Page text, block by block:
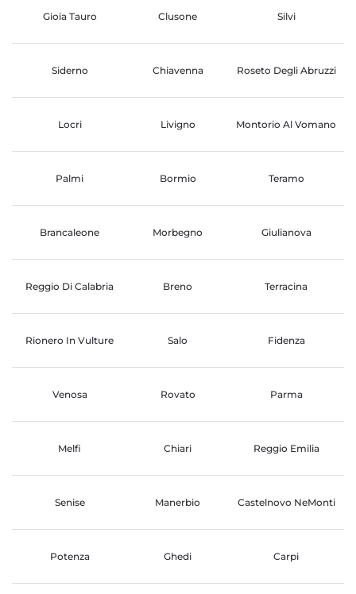
Gioia Tauro Clusone Silvi
Siderno Chiavenna Roseto Degli Abruzzi
Locri Livigno Montorio Al Vomano
Palmi Bormio Teramo
Brancaleone Morbegno Giulianova
Reggio Di Calabria Breno Terracina
Rionero In Vulture Salo Fidenza
Venosa Rovato Parma
Melfi Chiari Reggio Emilia
Senise Manerbio Castelnovo NeMonti
Potenza Ghedi Carpi